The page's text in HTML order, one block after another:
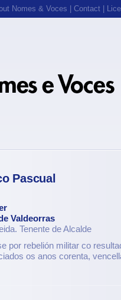
Nomes & Voces Contact
Pascual
Valdeorras
Tenente de Alcalde
por rebelión militar co
os anos corenta,